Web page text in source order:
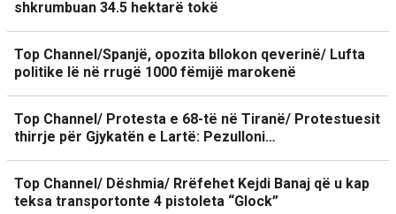
shkrumbuan 34.5 hektarë tokë
Top Channel/Spanjë, opozita bllokon qeverinë/ Lufta
politike lë në rrugë 1000 fëmijë marokenë
Top Channel/ Protesta e 68-të në Tiranë/ Protestuesit
thirrje për Gjykatën e Lartë: Pezulloni…
Top Channel/ Dëshmia/ Rrëfehet Kejdi Banaj që u kap
teksa transportonte 4 pistoleta “Glock”